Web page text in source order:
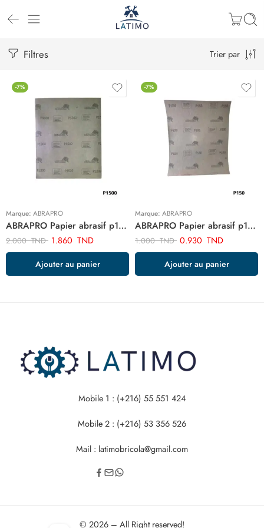
Filtres Trier par
-7%
Marque: ABRAPRO
ABRAPRO Papier abrasif p1500 AB1500
2.000TND 1.860 TND
Ajouter au panier
-7%
Marque: ABRAPRO
ABRAPRO Papier abrasif p150 ARTAB100
1.000TND 0.930 TND
Ajouter au panier
Mobile 1 : (+216) 55 551 424
Mobile 2 : (+216) 53 356 526
Mail : latimobricola@gmail.com
© 2026 – All Right reserved!